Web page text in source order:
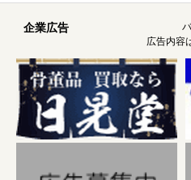
企業広告
広告内容